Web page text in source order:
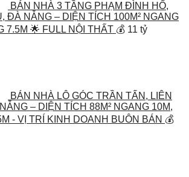
BÁN NHÀ 3 TẦNG PHẠM ĐÌNH HỔ,
ĐÀ NẴNG – DIỆN TÍCH 100M² NGANG
7.5M 🌟 FULL NỘI THẤT 💰 11 tỷ
BÁN NHÀ LÔ GÓC TRẦN TẤN, LIÊN
– DIỆN TÍCH 88M² NGANG 10M,
- VỊ TRÍ KINH DOANH BUÔN BÁN 💰